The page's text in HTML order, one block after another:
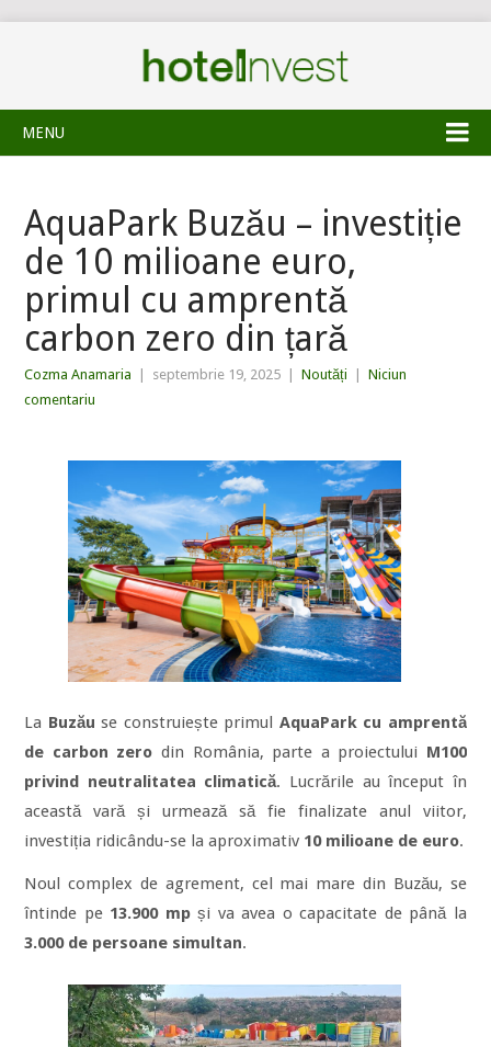
MENU
AquaPark Buzău – investiție
de 10 milioane euro,
primul cu amprentă
carbon zero din țară
Cozma Anamaria septembrie 19, 2025 Noutăți
Niciun
comentariu
La Buzău se construiește primul AquaPark cu amprentă
de carbon zero din România, parte a proiectului M100
privind neutralitatea climatică. Lucrările au început în
această vară și urmează să fie finalizate anul viitor,
investiția ridicându-se la aproximativ 10 milioane de euro.
Noul complex de agrement, cel mai mare din Buzău, se
întinde pe 13.900 mpși va avea o capacitate de până la
3.000 de persoane simultan.